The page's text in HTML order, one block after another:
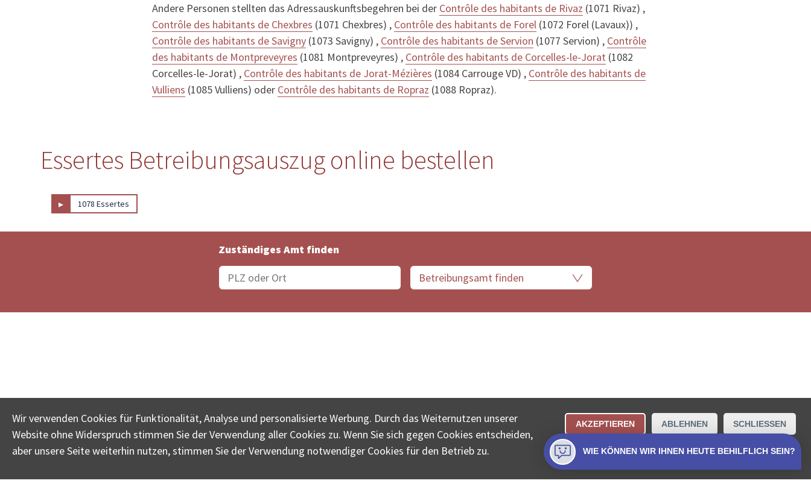
Andere Personen stellten das Adressauskunftsbegehren bei der Contrôle des habitants de Rivaz (1071 Rivaz) ,
Contrôle des habitants de Chexbres (1071 Chexbres) , Contrôle des habitants de Forel (1072 Forel (Lavaux)) ,
Contrôle des habitants de Savigny (1073 Savigny) , Contrôle des habitants de Servion (1077 Servion) , Contrôle
des habitants de Montpreveyres (1081 Montpreveyres) , Contrôle des habitants de Corcelles-le-Jorat (1082
Corcelles-le-Jorat) , Contrôle des habitants de Jorat-Mézières (1084 Carrouge VD) , Contrôle des habitants de
Vulliens (1085 Vulliens) oder Contrôle des habitants de Ropraz (1088 Ropraz).
Essertes Betreibungsauszug online bestellen
▸ 1078 Essertes
Zuständiges Amt finden
Wir verwenden Cookies für Funktionalität, Analyse und personalisierte Werbung. Durch das Weiternutzen unserer
Website ohne Widerspruch stimmen Sie der Verwendung aller Cookies zu. Wenn Sie sich gegen Cookies entscheiden,
aber unsere Seite weiterhin nutzen, stimmen Sie der Verwendung notwendiger Cookies für den Betrieb zu.
AKZEPTIEREN ABLEHNEN SCHLIESSEN
WIE KÖNNEN WIR IHNEN HEUTE BEHILFLICH SEIN?
© COLLECTA AG
www.betreibungsschalter-plus.ch ist eine Dienstleistungsplattform der Collecta AG.